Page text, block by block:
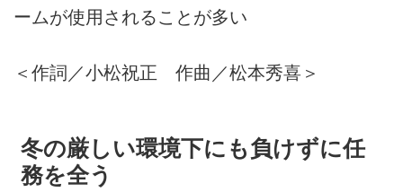
ームが使用されることが多い
＜作詞／小松祝正 作曲／松本秀喜＞
冬の厳しい環境下にも負けずに任
務を全う